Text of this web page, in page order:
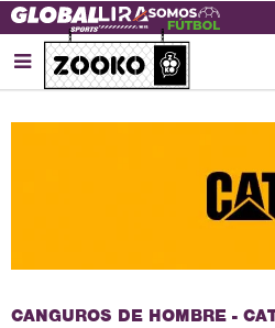

CANGUROS DE HOMBRE -